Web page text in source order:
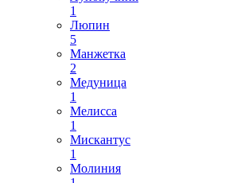
1
Люпин
5
Манжетка
2
Медуница
1
Мелисса
1
Мискантус
1
Молиния